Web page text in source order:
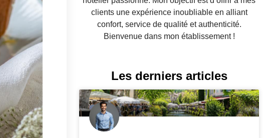
clients une expérience inoubliable en alliant
confort, service de qualité et authenticité.
Bienvenue dans mon établissement !
Les derniers articles